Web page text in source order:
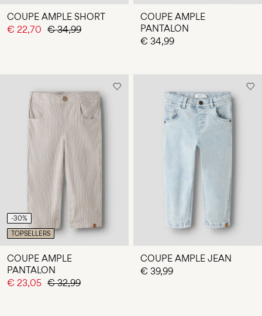
COUPE AMPLE SHORT
€ 22,70 € 34,99
COUPE AMPLE
PANTALON
€ 34,99
-30%
TOPSELLERS
COUPE AMPLE
PANTALON
€ 23,05 € 32,99
COUPE AMPLE JEAN
€ 39,99